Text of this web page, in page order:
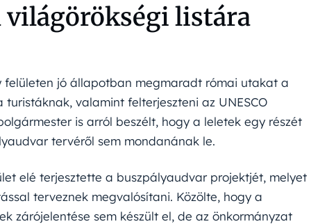
világörökségi listára
felületen jó állapotban megmaradt római utakat a
valamint felterjeszteni az UNESCO
is arról beszélt, hogy a leletek egy részét
tervéről sem mondanának le.
elé terjesztette a buszpályaudvar projektjét, melyet
terveznek megvalósítani. Közölte, hogy a
zárójelentése sem készült el, de az önkormányzat